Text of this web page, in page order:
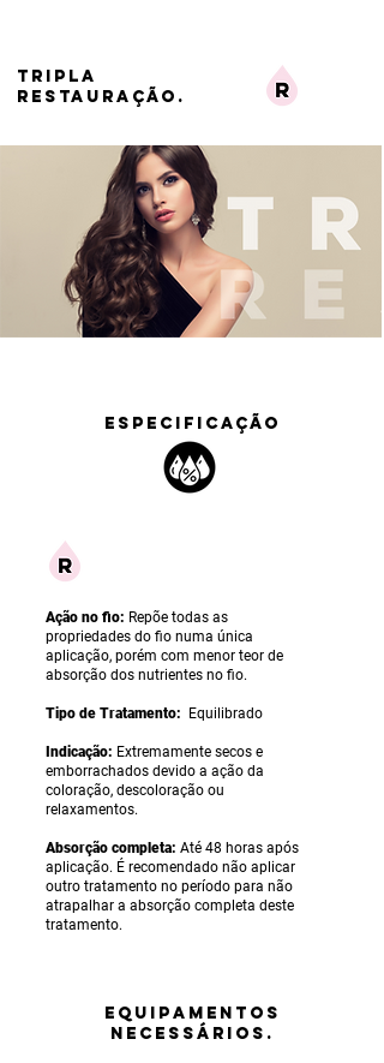
TRIPLA
RESTAURAÇÃO.
ESPECIFICAÇÃO
Ação no fio: Repõe todas as
propriedades do fio numa única
aplicação, porém com menor teor de
absorção dos nutrientes no fio.
Tipo de Tratamento: Equilibrado
Indicação: Extremamente secos e
emborrachados devido a ação da
coloração, descoloração ou
relaxamentos.
Absorção completa: Até 48 horas após
aplicação. É recomendado não aplicar
outro tratamento no período para não
atrapalhar a absorção completa deste
tratamento.
equipamentos
NECESSÁRIOS.